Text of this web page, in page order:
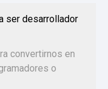
ser desarrollador
convertirnos en
o